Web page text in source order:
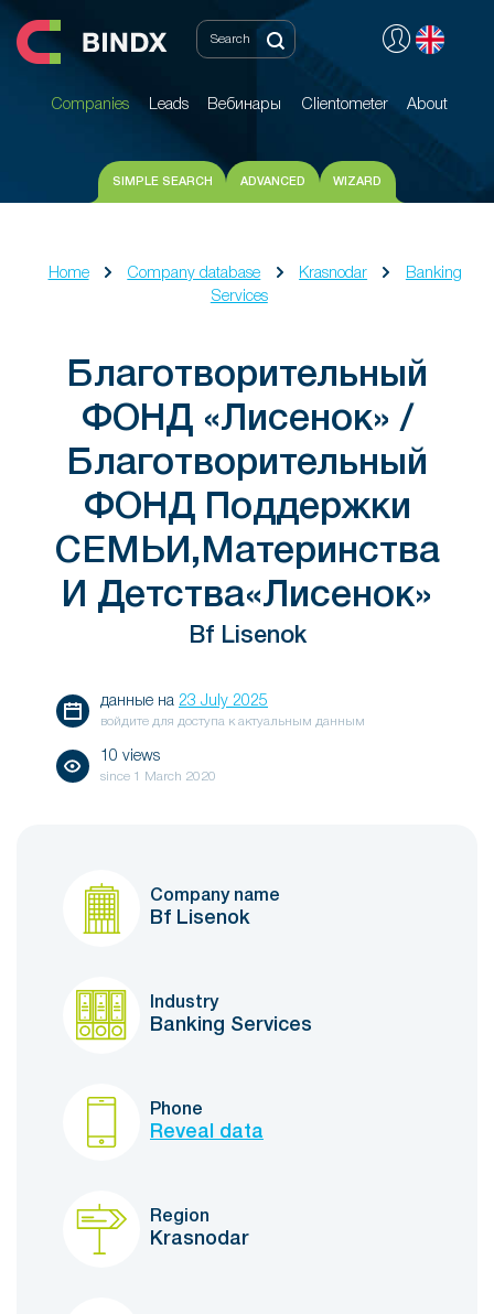
Companies Leads Вебинары Clientometer About
Companies Leads Вебинары Clientometer About
SIMPLE SEARCH ADVANCED WIZARD
Home Company database Krasnodar
Banking
Services
Благотворительный
ФОНД «Лисенок» /
Благотворительный
ФОНД Поддержки
СЕМЬИ,Материнства
И Детства«Лисенок»
Bf Lisenok
данные на 23 July 2025
войдите для доступа к актуальным данным
10 views
since 1 March 2020
Company name
Bf Lisenok
Industry
Banking Services
Phone
Reveal data
Region
Krasnodar